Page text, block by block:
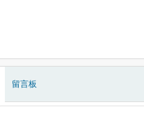
留言板